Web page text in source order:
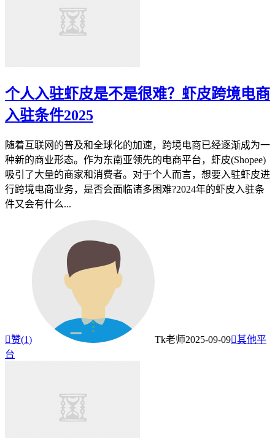
个人入驻虾皮是不是很难？虾皮跨境电商
入驻条件2025
随着互联网的普及和全球化的加速，跨境电商已经逐渐成为一
种新的商业形态。作为东南亚领先的电商平台，虾皮(Shopee)
吸引了大量的商家和消费者。对于个人而言，想要入驻虾皮进
行跨境电商业务，是否会面临诸多困难?2024年的虾皮入驻条
件又会有什么...
赞(1) Tk老师2025-09-09其他平
台